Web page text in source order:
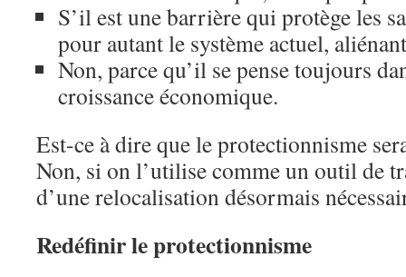
S’il est une barrière qui protège les
pour autant le système actuel,
Non, parce qu’il se pense toujours
croissance économique.
Est-ce à dire que le protectionnisme
Non, si on l’utilise comme un outil de
d’une relocalisation désormais
Redéfinir le protectionnisme